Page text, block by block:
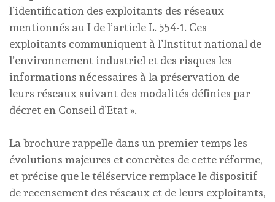
l’identification des exploitants des réseaux
mentionnés au I de l’article L. 554-1. Ces
exploitants communiquent à l’Institut national de
l’environnement industriel et des risques les
informations nécessaires à la préservation de
leurs réseaux suivant des modalités définies par
décret en Conseil d’Etat ».
La brochure rappelle dans un premier temps les
évolutions majeures et concrètes de cette réforme,
et précise que le téléservice remplace le dispositif
de recensement des réseaux et de leurs exploitants,